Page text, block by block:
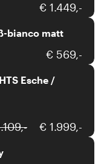
€ 1.449,-
bianco matt
€ 569,-
Anrei
Esche /
€ 1.999,-
xooon